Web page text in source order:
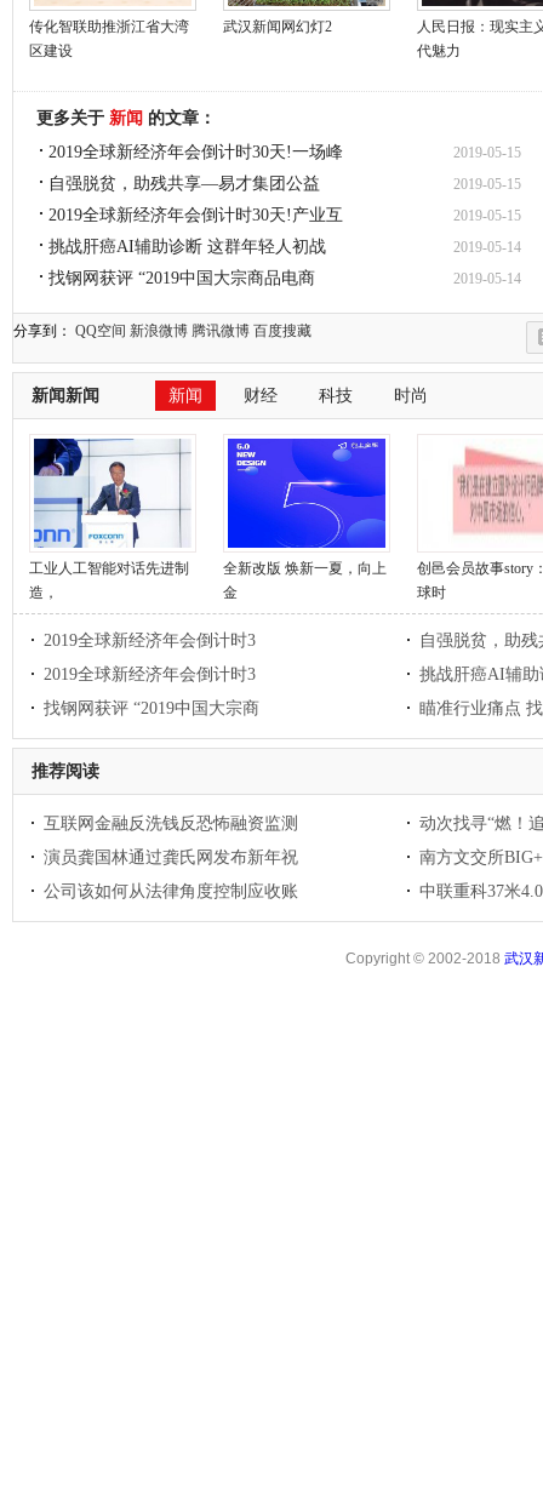
传化智联助推浙江省大湾
区建设
武汉新闻网幻灯2
人民日报：现实主
代魅力
更多关于 新闻 的文章：
2019全球新经济年会倒计时30天!一场峰
2019-05-15
自强脱贫，助残共享—易才集团公益 2019-05-15
2019全球新经济年会倒计时30天!产业互 2019-05-15
挑战肝癌AI辅助诊断 这群年轻人初战 2019-05-14
找钢网获评 “2019中国大宗商品电商 2019-05-14
分享到： QQ空间 新浪微博 腾讯微博 百度搜藏
新闻新闻 新闻 财经 科技 时尚
工业人工智能对话先进制
造，
全新改版 焕新一夏，向上
金
创邑会员故事story
球时
2019全球新经济年会倒计时3
自强脱贫，助
2019全球新经济年会倒计时3
挑战肝癌AI辅
找钢网获评 “2019中国大宗商
瞄准行业痛点
推荐阅读
互联网金融反洗钱反恐怖融资监测
动次找寻“燃！
演员龚国林通过龚氏网发布新年祝
南方文交所
公司该如何从法律角度控制应收账
中联重科37米
Copyright © 2002-2018 武汉